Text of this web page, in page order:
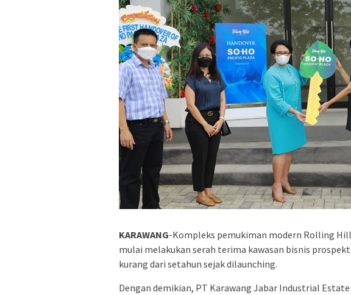
KARAWANG-Kompleks pemukiman modern Rolling
mulai melakukan serah terima kawasan bisnis
kurang dari setahun sejak dilaunching.
Dengan demikian, PT Karawang Jabar Industrial